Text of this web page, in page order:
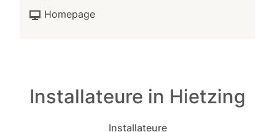
Homepage
Installateure in Hietzing
Installateure